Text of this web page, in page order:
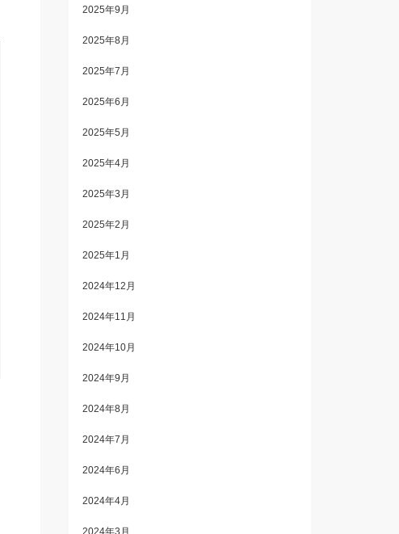
2025年9月
2025年8月
2025年7月
2025年6月
2025年5月
2025年4月
2025年3月
2025年2月
2025年1月
2024年12月
2024年11月
2024年10月
2024年9月
2024年8月
2024年7月
2024年6月
2024年4月
2024年3月